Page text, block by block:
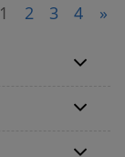
1 2 3 4 »